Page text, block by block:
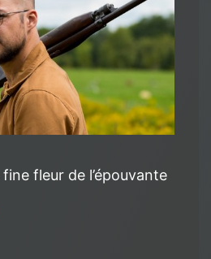
fleur de l’épouvante